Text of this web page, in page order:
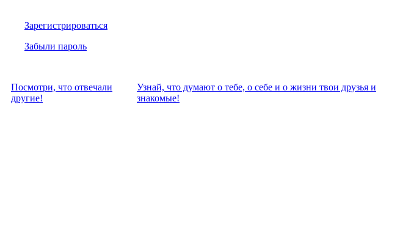
Зарегистрироваться
Забыли пароль
Посмотри, что отвeчали
другие!
Узнай, что думают о тебе, о себе и о жизни твои друзья и
знакомые!